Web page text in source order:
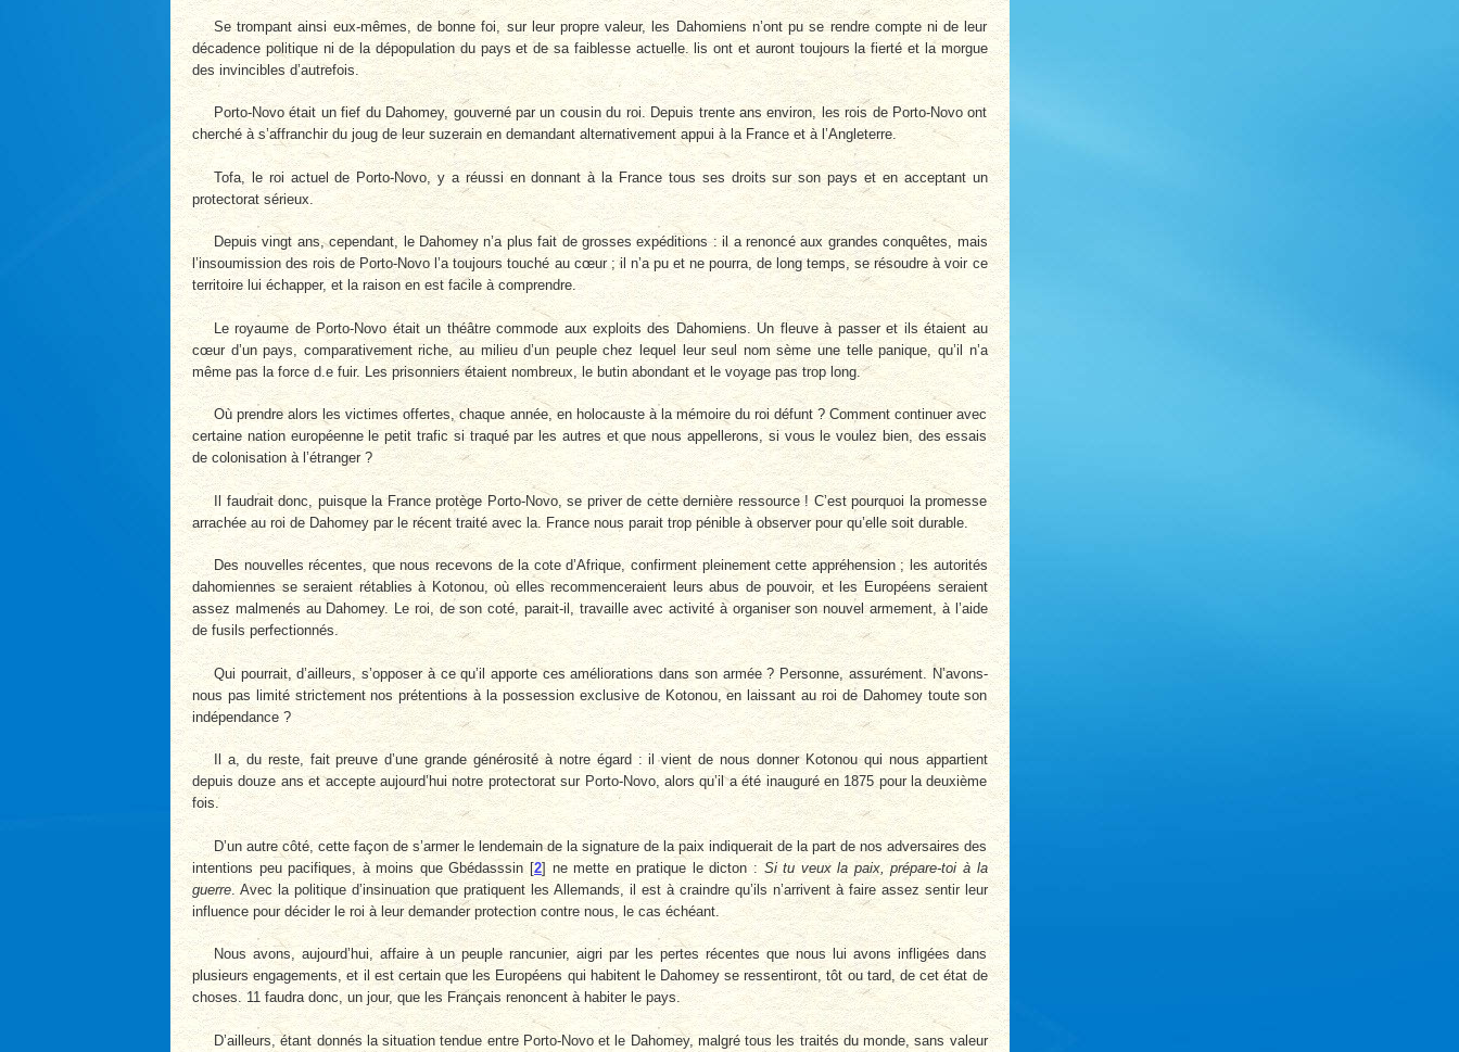
Se trompant ainsi eux-mêmes, de bonne foi, sur leur propre valeur, les Dahomiens n’ont pu se rendre compte ni de leur
décadence politique ni de la dépopulation du pays et de sa faiblesse actuelle. lis ont et auront toujours la fierté et la morgue
des invincibles d’autrefois.
Porto-Novo était un fief du Dahomey, gouverné par un cousin du roi. Depuis trente ans environ, les rois de Porto-Novo ont
cherché à s’affranchir du joug de leur suzerain en demandant alternativement appui à la France et à l’Angleterre.
Tofa, le roi actuel de Porto-Novo, y a réussi en donnant à la France tous ses droits sur son pays et en acceptant un
protectorat sérieux.
Depuis vingt ans, cependant, le Dahomey n’a plus fait de grosses expéditions : il a renoncé aux grandes conquêtes, mais
l’insoumission des rois de Porto-Novo l’a toujours touché au cœur ; il n’a pu et ne pourra, de long temps, se résoudre à voir ce
territoire lui échapper, et la raison en est facile à comprendre.
Le royaume de Porto-Novo était un théâtre commode aux exploits des Dahomiens. Un fleuve à passer et ils étaient au
cœur d’un pays, comparativement riche, au milieu d’un peuple chez lequel leur seul nom sème une telle panique, qu’il n’a
même pas la force d.e fuir. Les prisonniers étaient nombreux, le butin abondant et le voyage pas trop long.
Où prendre alors les victimes offertes, chaque année, en holocauste à la mémoire du roi défunt ? Comment continuer avec
certaine nation européenne le petit trafic si traqué par les autres et que nous appellerons, si vous le voulez bien, des essais
de colonisation à l’étranger ?
Il faudrait donc, puisque la France protège Porto-Novo, se priver de cette dernière ressource ! C’est pourquoi la promesse
arrachée au roi de Dahomey par le récent traité avec la. France nous parait trop pénible à observer pour qu’elle soit durable.
Des nouvelles récentes, que nous recevons de la cote d’Afrique, confirment pleinement cette appréhension ; les autorités
dahomiennes se seraient rétablies à Kotonou, où elles recommenceraient leurs abus de pouvoir, et les Européens seraient
assez malmenés au Dahomey. Le roi, de son coté, parait-il, travaille avec activité à organiser son nouvel armement, à l’aide
de fusils perfectionnés.
Qui pourrait, d’ailleurs, s’opposer à ce qu’il apporte ces améliorations dans son armée ? Personne, assurément. N’avons-
nous pas limité strictement nos prétentions à la possession exclusive de Kotonou, en laissant au roi de Dahomey toute son
indépendance ?
Il a, du reste, fait preuve d’une grande générosité à notre égard : il vient de nous donner Kotonou qui nous appartient
depuis douze ans et accepte aujourd’hui notre protectorat sur Porto-Novo, alors qu’il a été inauguré en 1875 pour la deuxième
fois.
D’un autre côté, cette façon de s’armer le lendemain de la signature de la paix indiquerait de la part de nos adversaires des
intentions peu pacifiques, à moins que Gbédasssin [2] ne mette en pratique le dicton : Si tu veux la paix, prépare-toi à la
guerre . Avec la politique d’insinuation que pratiquent les Allemands, il est à craindre qu’ils n’arrivent à faire assez sentir leur
influence pour décider le roi à leur demander protection contre nous, le cas échéant.
Nous avons, aujourd’hui, affaire à un peuple rancunier, aigri par les pertes récentes que nous lui avons infligées dans
plusieurs engagements, et il est certain que les Européens qui habitent le Dahomey se ressentiront, tôt ou tard, de cet état de
choses. 11 faudra donc, un jour, que les Français renoncent à habiter le pays.
D’ailleurs, étant donnés la situation tendue entre Porto-Novo et le Dahomey, malgré tous les traités du monde, sans valeur